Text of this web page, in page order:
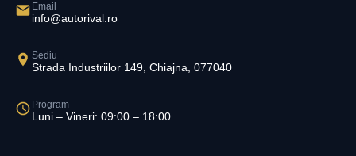
Email
info@autorival.ro
Sediu
Strada Industriilor 149, Chiajna, 077040
Program
Luni – Vineri: 09:00 – 18:00